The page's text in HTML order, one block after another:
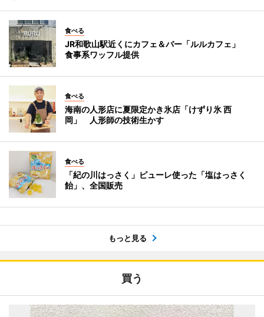
食べる
JR和歌山駅近くにカフェ＆バー「ルルカフェ」
食事系ワッフル提供
食べる
海南の人形店に夏限定かき氷店「けずり氷 西
岡」 人形師の技術生かす
食べる
「紀の川はっさく」ピューレ使った「塩はっさく
飴」、全国販売
もっと見る
買う